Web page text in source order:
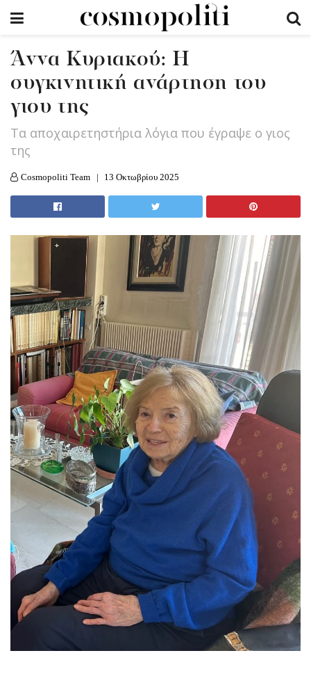
Άννα Κυριακού: Η
συγκινητική ανάρτηση του
γιου της
Τα αποχαιρετηστήρια λόγια που έγραψε ο γιος
της
Cosmopoliti Team 13 Οκτωβρίου 2025